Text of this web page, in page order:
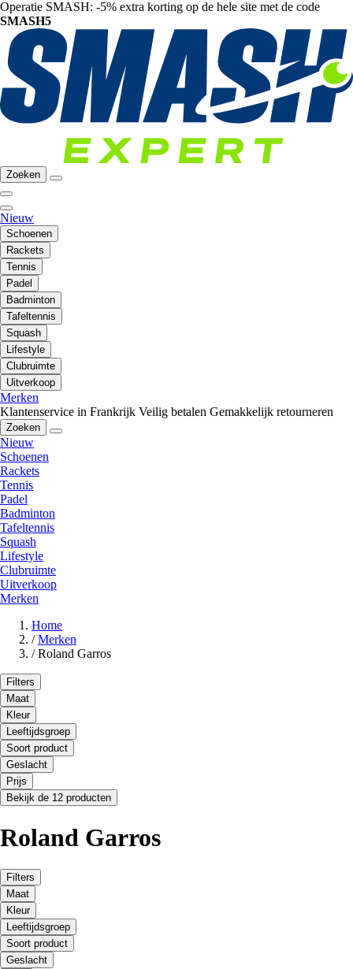
Operatie SMASH: -5% extra korting op de hele site met de code
SMASH5
Zoeken
Nieuw
Schoenen
Rackets
Tennis
Padel
Badminton
Tafeltennis
Squash
Lifestyle
Clubruimte
Uitverkoop
Merken
Klantenservice in Frankrijk Veilig betalen Gemakkelijk retourneren
Zoeken
Nieuw
Schoenen
Rackets
Tennis
Padel
Badminton
Tafeltennis
Squash
Lifestyle
Clubruimte
Uitverkoop
Merken
Home
/ Merken
/ Roland Garros
Filters
Maat
Kleur
Leeftijdsgroep
Soort product
Geslacht
Prijs
Bekijk de 12 producten
Roland Garros
Filters
Maat
Kleur
Leeftijdsgroep
Soort product
Geslacht